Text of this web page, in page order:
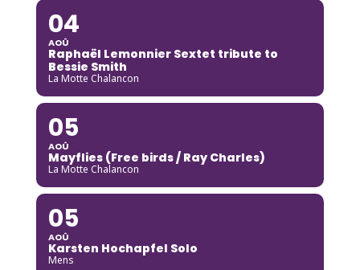
04
AOÛ
Raphaël Lemonnier Sextet tribute to
Bessie Smith
La Motte Chalancon
05
AOÛ
Mayflies (Free birds / Ray Charles)
La Motte Chalancon
05
AOÛ
Karsten Hochapfel Solo
Mens